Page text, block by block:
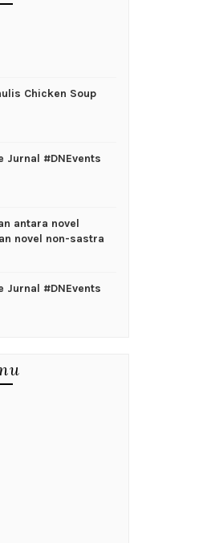
Chicken Soup
Jurnal #DNEvents
antara novel
novel non-sastra
Jurnal #DNEvents